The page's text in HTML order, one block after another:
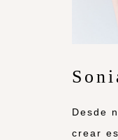
Desde
crear